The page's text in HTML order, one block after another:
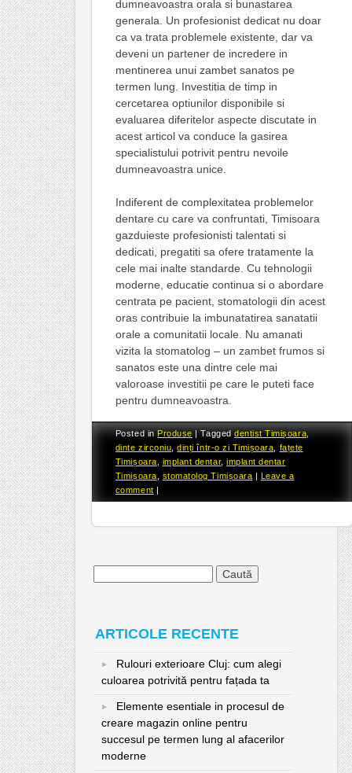
dumneavoastra orala si bunastarea
generala. Un profesionist dedicat nu doar
ca va trata problemele existente, dar va
deveni un partener de incredere in
mentinerea unui zambet sanatos pe
termen lung. Investitia de timp in
cercetarea optiunilor disponibile si
evaluarea diferitelor aspecte discutate in
acest articol va conduce la gasirea
specialistului potrivit pentru nevoile
dumneavoastra unice.
Indiferent de complexitatea problemelor
dentare cu care va confruntati, Timisoara
gazduieste profesionisti talentati si
dedicati, pregatiti sa ofere tratamente la
cele mai inalte standarde. Cu tehnologii
moderne, educatie continua si o abordare
centrata pe pacient, stomatologii din acest
oras contribuie la imbunatatirea sanatatii
orale a comunitatii locale. Nu amanati
vizita la stomatolog – un zambet frumos si
sanatos este una dintre cele mai
valoroase investitii pe care le puteti face
pentru dumneavoastra.
Posted inProduse |Taggeddentist Timișoara,
dinte zirconiu ,dinți într-o zi Timișoara
fațete
Timișoara
implant dentar,implant dentar
Timișoara
stomatolog Timișoara | Leave a
comment |
ARTICOLE RECENTE
Rulouri exterioare Cluj: cum alegi
culoarea potrivită pentru fațada ta
Elemente esentiale in procesul de
creare magazin online pentru
succesul pe termen lung al afacerilor
moderne